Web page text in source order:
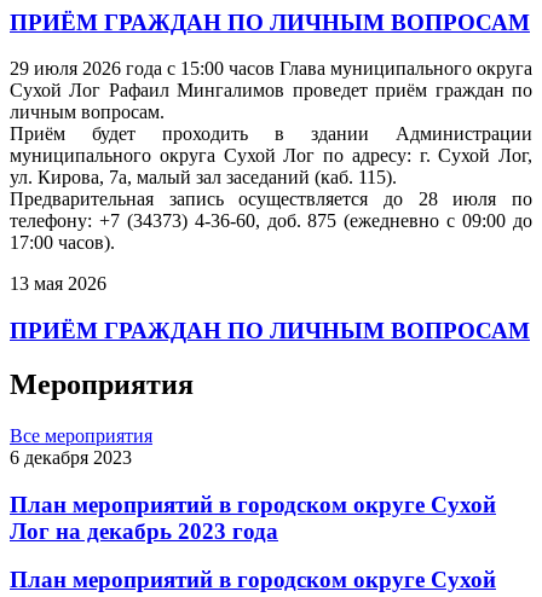
ПРИЁМ ГРАЖДАН ПО ЛИЧНЫМ ВОПРОСАМ
29 июля 2026 года с 15:00 часов Глава муниципального округа
Сухой Лог Рафаил Мингалимов проведет приём граждан по
личным вопросам.
Приём будет проходить в здании Администрации
муниципального округа Сухой Лог по адресу: г. Сухой Лог,
ул. Кирова, 7а, малый зал заседаний (каб. 115).
Предварительная запись осуществляется до 28 июля по
телефону: +7 (34373) 4-36-60, доб. 875 (ежедневно с 09:00 до
17:00 часов).
13 мая 2026
ПРИЁМ ГРАЖДАН ПО ЛИЧНЫМ ВОПРОСАМ
Мероприятия
Все мероприятия
6 декабря 2023
План мероприятий в городском округе Сухой
Лог на декабрь 2023 года
План мероприятий в городском округе Сухой